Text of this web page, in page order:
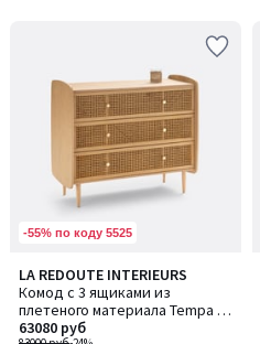
-55% по коду 5525
LA REDOUTE INTERIEURS
Комод с 3 ящиками из
плетеного материала Tempa /
Темпа
63080 руб
2,9
/ 5